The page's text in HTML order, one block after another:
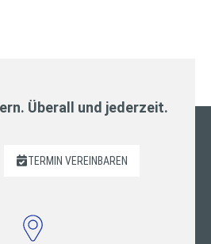
Überall und jederzeit.
TERMIN VEREINBAREN